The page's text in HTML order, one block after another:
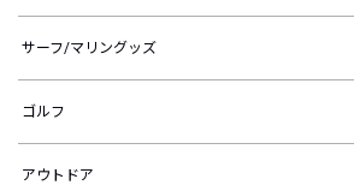
サーフ/マリングッズ
ゴルフ
アウトドア